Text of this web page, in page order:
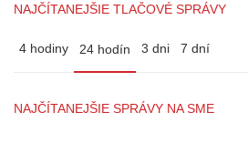
NAJČÍTANEJŠIE TLAČOVÉ SPRÁVY
4 hodiny 24 hodín 3 dni 7 dní
NAJČÍTANEJŠIE SPRÁVY NA SME